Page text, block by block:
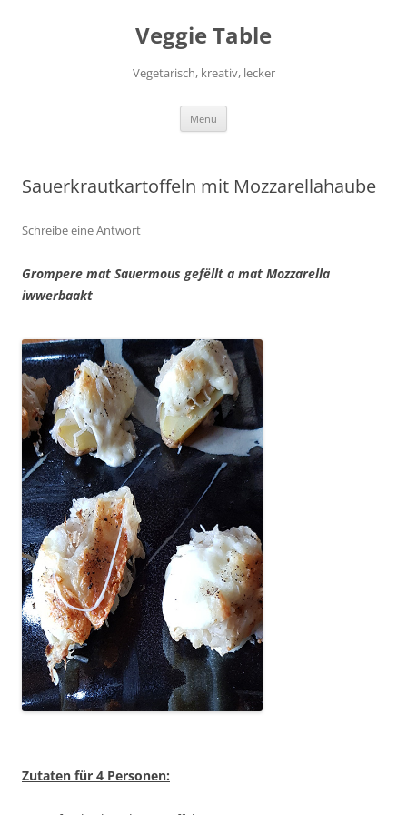
Veggie Table
Vegetarisch, kreativ, lecker
Menü
Sauerkrautkartoffeln mit Mozzarellahaube
Schreibe eine Antwort
Grompere mat Sauermous gefëllt a mat Mozzarella
iwwerbaakt
Zutaten für 4 Personen: